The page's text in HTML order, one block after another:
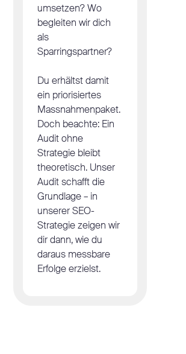
umsetzen? Wo
begleiten wir dich
als
Sparringspartner?
Du erhältst damit
ein priorisiertes
Massnahmenpaket.
Doch beachte: Ein
Audit ohne
Strategie bleibt
theoretisch. Unser
Audit schafft die
Grundlage – in
unserer SEO-
Strategie zeigen wir
dir dann, wie du
daraus messbare
Erfolge erzielst.